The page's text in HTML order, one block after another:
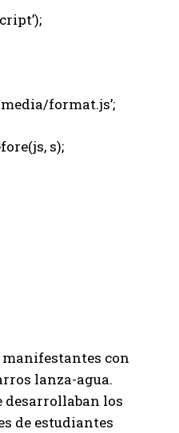
format.js’;
s);
con
lanza-agua.
desarrollaban los
de estudiantes